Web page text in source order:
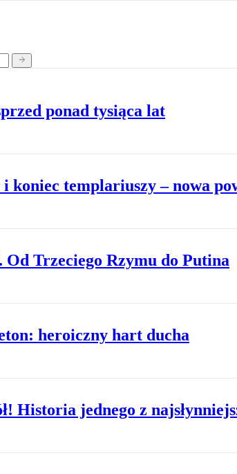
ponad tysiąca lat
koniec templariuszy – nowa
Trzeciego Rzymu do Putina
heroiczny hart ducha
Historia jednego z